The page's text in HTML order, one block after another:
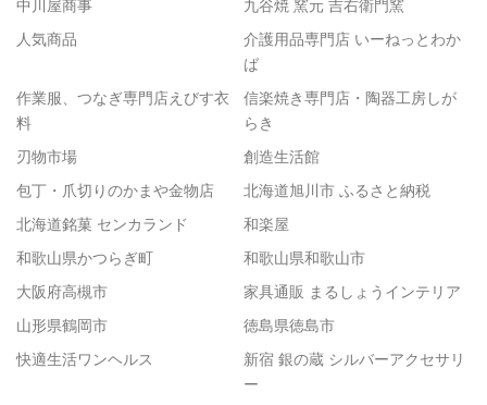
中川屋商事
九谷焼 窯元 吉右衛門窯
人気商品
介護用品専門店 いーねっとわか
ば
作業服、つなぎ専門店えびす衣
料
信楽焼き専門店・陶器工房しが
らき
刃物市場
創造生活館
包丁・爪切りのかまや金物店
北海道旭川市 ふるさと納税
北海道銘菓 センカランド
和楽屋
和歌山県かつらぎ町
和歌山県和歌山市
大阪府高槻市
家具通販 まるしょうインテリア
山形県鶴岡市
徳島県徳島市
快適生活ワンヘルス
新宿 銀の蔵 シルバーアクセサリ
ー